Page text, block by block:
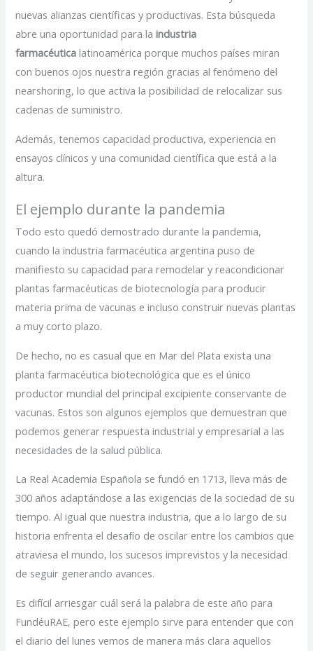
nuevas alianzas científicas y productivas. Esta búsqueda
abre una oportunidad para laindustria
farmacéutica latinoamérica porque muchos países miran
con buenos ojos nuestra región gracias al fenómeno del
nearshoring, lo que activa la posibilidad de relocalizar sus
cadenas de suministro.
Además, tenemos capacidad productiva, experiencia en
ensayos clínicos y una comunidad científica que está a la
altura.
El ejemplo durante la pandemia
Todo esto quedó demostrado durante la pandemia,
cuando la industria farmacéutica argentina puso de
manifiesto su capacidad para remodelar y reacondicionar
plantas farmacéuticas de biotecnología para producir
materia prima de vacunas e incluso construir nuevas plantas
a muy corto plazo.
De hecho, no es casual que en Mar del Plata exista una
planta farmacéutica biotecnológica que es el único
productor mundial del principal excipiente conservante de
vacunas. Estos son algunos ejemplos que demuestran que
podemos generar respuesta industrial y empresarial a las
necesidades de la salud pública.
La Real Academia Española se fundó en 1713, lleva más de
300 años adaptándose a las exigencias de la sociedad de su
tiempo. Al igual que nuestra industria, que a lo largo de su
historia enfrenta el desafío de oscilar entre los cambios que
atraviesa el mundo, los sucesos imprevistos y la necesidad
de seguir generando avances.
Es difícil arriesgar cuál será la palabra de este año para
FundéuRAE, pero este ejemplo sirve para entender que con
el diario del lunes vemos de manera más clara aquellos